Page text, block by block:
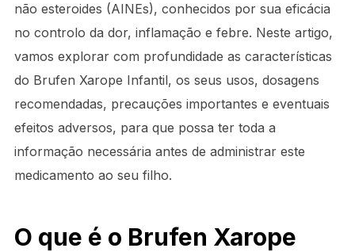
não esteroides (AINEs), conhecidos por sua eficácia
no controlo da dor, inflamação e febre. Neste artigo,
vamos explorar com profundidade as características
do Brufen Xarope Infantil, os seus usos, dosagens
recomendadas, precauções importantes e eventuais
efeitos adversos, para que possa ter toda a
informação necessária antes de administrar este
medicamento ao seu filho.
O que é o Brufen Xarope